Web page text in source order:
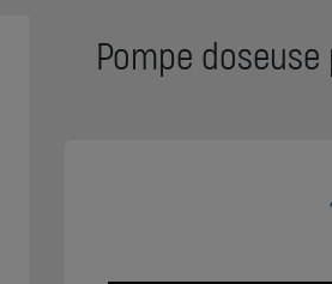
Pompe